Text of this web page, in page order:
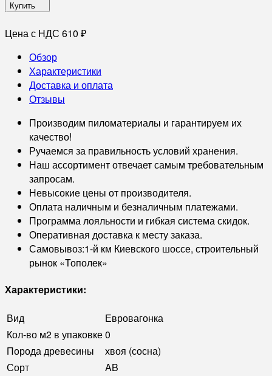
Купить
Цена с НДС 610 ₽
Обзор
Характеристики
Доставка и оплата
Отзывы
Производим пиломатериалы и гарантируем их
качество!
Ручаемся за правильность условий хранения.
Наш ассортимент отвечает самым требовательным
запросам.
Невысокие цены от производителя.
Оплата наличным и безналичным платежами.
Программа лояльности и гибкая система скидок.
Оперативная доставка к месту заказа.
Самовывоз:1-й км Киевского шоссе, строительный
рынок «Тополек»
Характеристики:
Вид
Евровагонка
Кол-во м2 в упаковке0
Порода древесины
хвоя (сосна)
Сорт
AB